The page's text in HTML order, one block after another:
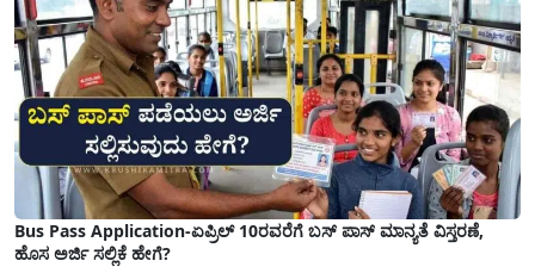
Bus Pass Application-ಏಪ್ರಿಲ್ 10ರವರೆಗೆ ಬಸ್ ಪಾಸ್ ಮಾನ್ಯತೆ ವಿಸ್ತರಣೆ,
ಹೊಸ ಅರ್ಜಿ ಸಲ್ಲಿಕೆ ಹೇಗೆ?